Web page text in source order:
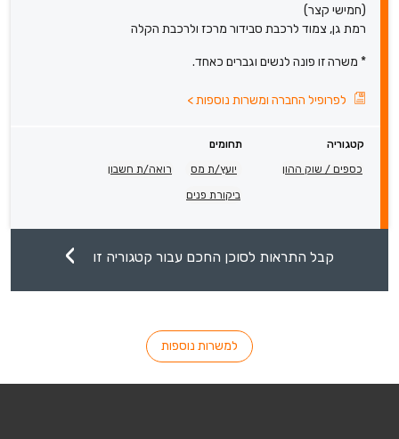
(חמישי קצר)
רמת גן, צמוד לרכבת סבידור מרכז ולרכבת הקלה
* משרה זו פונה לנשים וגברים כאחד.
לפרופיל החברה ומשרות נוספות>
קטגוריה
תחומים
כספים / שוק ההון
יועץ/ת מס רואה/ת חשבון
ביקורת פנים
קבל התראות לסוכן החכם עבור קטגוריה זו
למשרות נוספות